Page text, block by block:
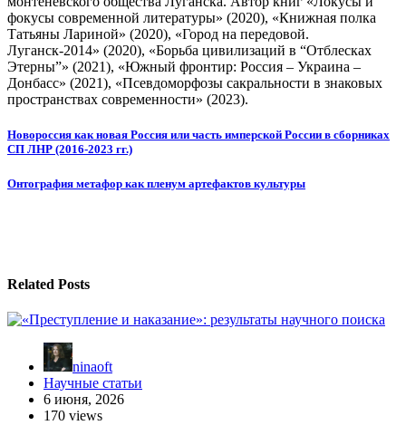
фокусы современной литературы» (2020), «Книжная полка
Татьяны Лариной» (2020), «Город на передовой.
Луганск-2014» (2020), «Борьба цивилизаций в “Отблесках
Этерны”» (2021), «Южный фронтир: Россия – Украина –
Донбасс» (2021), «Псевдоморфозы сакральности в знаковых
пространствах современности» (2023).
Навигация
по
записям
Новороссия как новая Россия или часть имперской России в сборниках
СП ЛНР (2016-2023 гг.)
Онтография метафор как пленум артефактов культуры
Related Posts
ninaoft
Научные статьи
6 июня, 2026
170 views